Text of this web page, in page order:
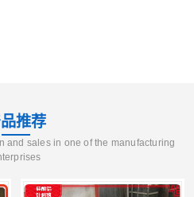
推荐
and sales in one of the manufacturing